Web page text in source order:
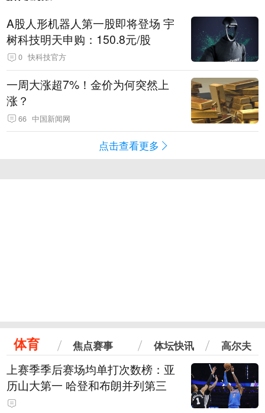
A股人形机器人第一股即将登场 宇
树科技明天申购：150.8元/股
0 快科技官方
一周大涨超7%！金价为何突然上
涨？
66 中国新闻网
点击查看更多
体育 焦点赛事 体坛快讯 高尔夫
上赛季季后赛场均单打次数榜：亚
历山大第一 哈登和布朗并列第三